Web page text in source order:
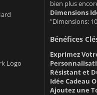
Logo
bien plus
Dimensions
"Dimensions:
Bénéfices
Exprimez
Résistant et
Idée Cadeau
Ajoutez une